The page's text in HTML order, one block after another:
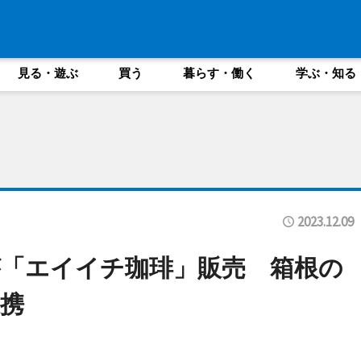
見る・遊ぶ 買う 暮らす・働く 学ぶ・知る
2023.12.09
エイイチ珈琲」販売 箱根の